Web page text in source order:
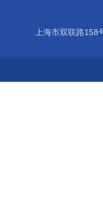
上海市双联路158